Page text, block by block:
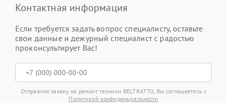
Контактная информация
Если требуется задать вопрос специалисту, оставьте
свои данные и дежурный специалист с радостью
проконсультирует Вас!
Отправляя заявку на ремонт техники BELTRATTO, Вы соглашаетесь с
Политикой конфиденциальности